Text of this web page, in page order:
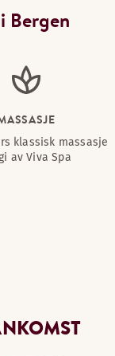
Bergen
klassisk massasje
av Viva Spa